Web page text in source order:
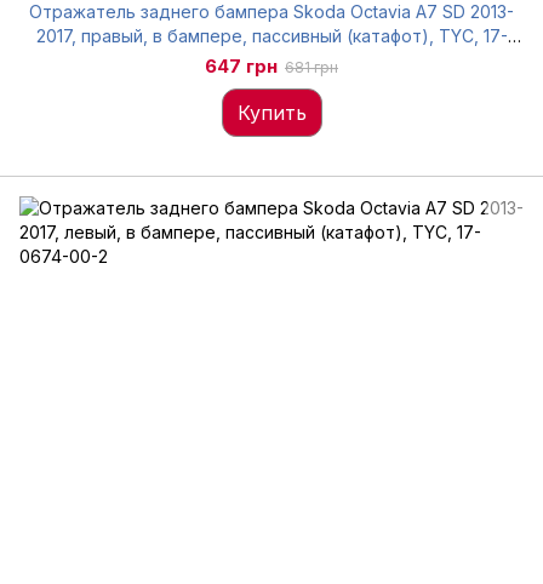
Отражатель заднего бампера Skoda Octavia A7 SD 2013-
2017, правый, в бампере, пассивный (катафот), TYC, 17-
0673-00-2
647 грн 681 грн
Купить